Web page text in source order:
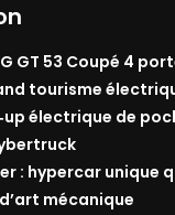
GT 53 Coupé 4
tourisme
électrique de
: hypercar unique
mécanique